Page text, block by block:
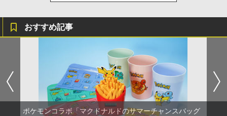
おすすめ記事
ポケモンコラボ「マクドナルドのサマーチャンスバッグ